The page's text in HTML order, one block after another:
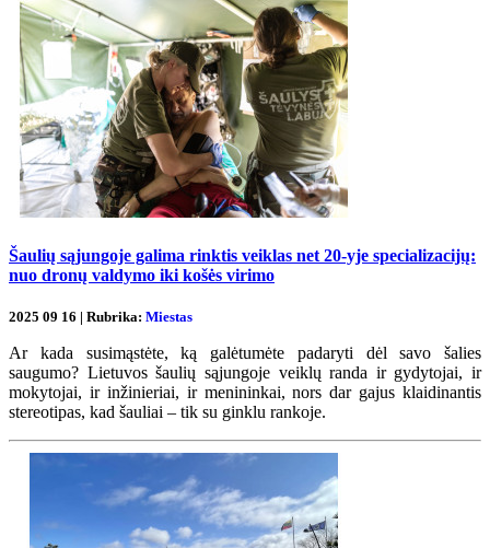
Šaulių sąjungoje galima rinktis veiklas net 20-yje specializacijų:
nuo dronų valdymo iki košės virimo
2025 09 16 | Rubrika: Miestas
Ar kada susimąstėte, ką galėtumėte padaryti dėl savo šalies
saugumo? Lietuvos šaulių sąjungoje veiklų randa ir gydytojai, ir
mokytojai, ir inžinieriai, ir menininkai, nors dar gajus klaidinantis
stereotipas, kad šauliai – tik su ginklu rankoje.